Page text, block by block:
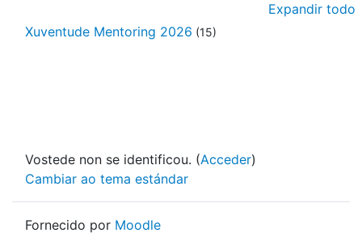
Expandir todo
Xuventude Mentoring 2026 (15)
Vostede non se identificou. (Acceder)
Cambiar ao tema estándar
Fornecido por Moodle